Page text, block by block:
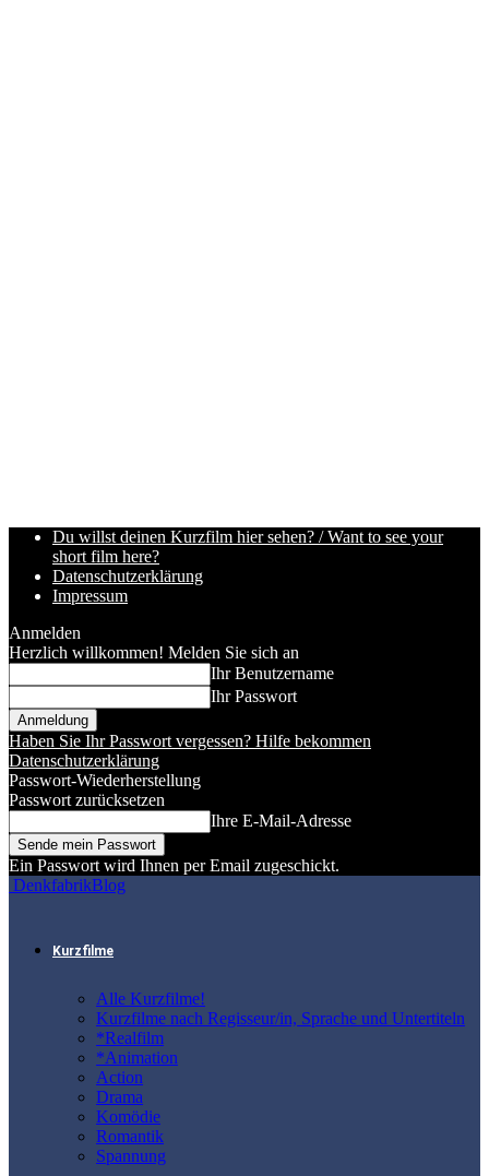
Du willst deinen Kurzfilm hier sehen? / Want to see your
short film here?
Datenschutzerklärung
Impressum
Anmelden
Herzlich willkommen! Melden Sie sich an
Ihr Benutzername
Ihr Passwort
Haben Sie Ihr Passwort vergessen? Hilfe bekommen
Datenschutzerklärung
Passwort-Wiederherstellung
Passwort zurücksetzen
Ihre E-Mail-Adresse
Ein Passwort wird Ihnen per Email zugeschickt.
DenkfabrikBlog
Kurzfilme
Alle Kurzfilme!
Kurzfilme nach Regisseur/in, Sprache und Untertiteln
*Realfilm
*Animation
Action
Drama
Komödie
Romantik
Spannung